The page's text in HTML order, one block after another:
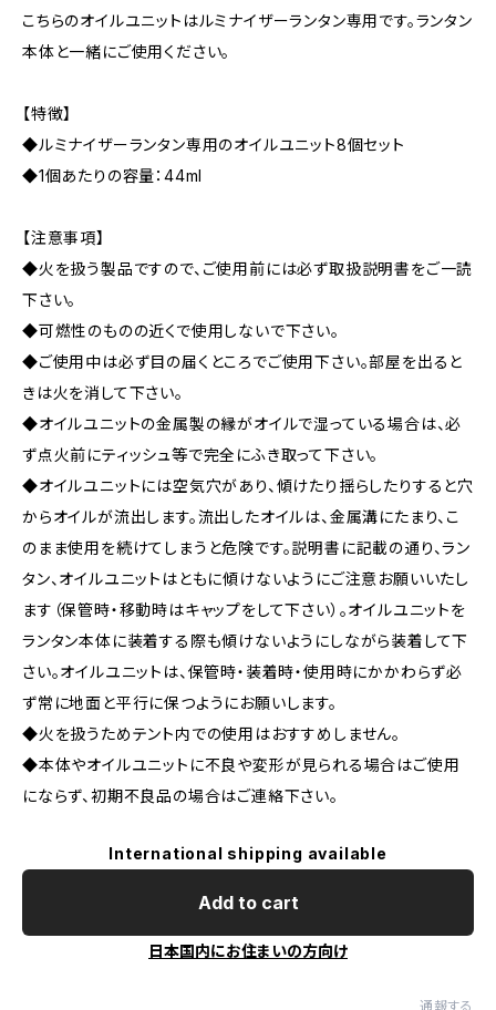
こちらのオイルユニットはルミナイザーランタン専用です。ランタン
本体と一緒にご使用ください。
【特徴】
◆ルミナイザーランタン専用のオイルユニット8個セット
◆1個あたりの容量：44ml
【注意事項】
◆火を扱う製品ですので、ご使用前には必ず取扱説明書をご一読
下さい。
◆可燃性のものの近くで使用しないで下さい。
◆ご使用中は必ず目の届くところでご使用下さい。部屋を出ると
きは火を消して下さい。
◆オイルユニットの金属製の縁がオイルで湿っている場合は、必
ず点火前にティッシュ等で完全にふき取って下さい。
◆オイルユニットには空気穴があり、傾けたり揺らしたりすると穴
からオイルが流出します。流出したオイルは、金属溝にたまり、こ
のまま使用を続けてしまうと危険です。説明書に記載の通り、ラン
タン、オイルユニットはともに傾けないようにご注意お願いいたし
ます（保管時・移動時はキャップをして下さい）。オイルユニットを
ランタン本体に装着する際も傾けないようにしながら装着して下
さい。オイルユニットは、保管時・装着時・使用時にかかわらず必
ず常に地面と平行に保つようにお願いします。
◆火を扱うためテント内での使用はおすすめしません。
◆本体やオイルユニットに不良や変形が見られる場合はご使用
にならず、初期不良品の場合はご連絡下さい。
International shipping available
Add to cart
日本国内にお住まいの方向け
通報する